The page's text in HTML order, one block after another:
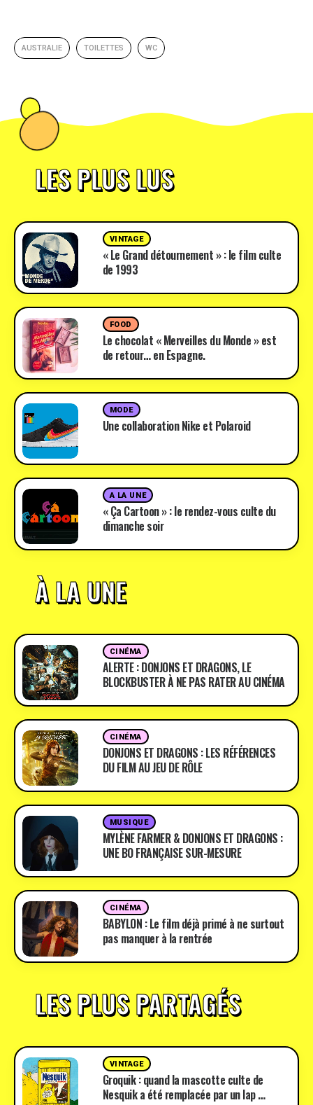
AUSTRALIE TOILETTES WC
LES PLUS LUS
VINTAGE
« Le Grand détournement » : le film culte
de 1993
FOOD
Le chocolat « Merveilles du Monde » est
de retour… en Espagne.
MODE
Une collaboration Nike et Polaroid
A LA UNE
« Ça Cartoon » : le rendez-vous culte du
dimanche soir
À LA UNE
CINÉMA
ALERTE : DONJONS ET DRAGONS, LE
BLOCKBUSTER À NE PAS RATER AU CINÉMA
CINÉMA
DONJONS ET DRAGONS : LES RÉFÉRENCES
DU FILM AU JEU DE RÔLE
MUSIQUE
MYLÈNE FARMER & DONJONS ET DRAGONS :
UNE BO FRANÇAISE SUR-MESURE
CINÉMA
BABYLON : Le film déjà primé à ne surtout
pas manquer à la rentrée
LES PLUS PARTAGÉS
VINTAGE
Groquik : quand la mascotte culte de
Nesquik a été remplacée par un lap …